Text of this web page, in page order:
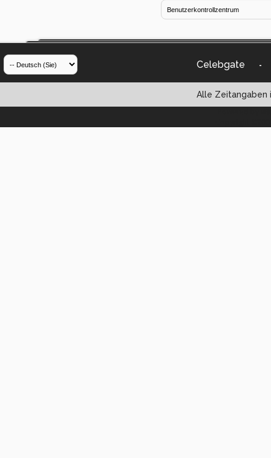
Celebgate -
Alle Zeitangaben